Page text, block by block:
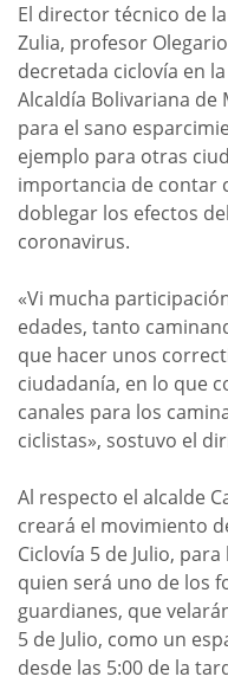
El director técnico de
Zulia, profesor
decretada ciclovía en
Alcaldía Bolivariana de
para el sano
ejemplo para otras
importancia de contar
doblegar los efectos
coronavirus.
«Vi mucha
edades, tanto
que hacer unos
ciudadanía, en lo que
canales para los
ciclistas», sostuvo el
Al respecto el alcalde
creará el movimiento
Ciclovía 5 de Julio,
quien será uno de los
guardianes, que
5 de Julio, como un
desde las 5:00 de la